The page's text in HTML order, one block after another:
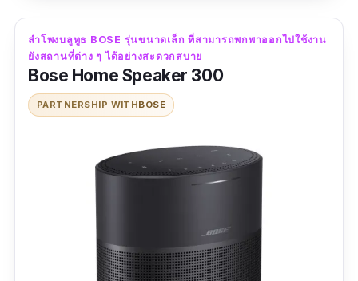
อย่างคมชัดถึง 360 องศารอบทิศทางเลยทีเดียว
ครับ
ข้อมูลเฉพาะ
0.6 กิโลกรัม
มาตรฐานการกันน้ำ :
ต่อเนื่องสูงสุด :
เวอร์ชั่น Bluetooth :-
ลำโพงบลูทูธ BOSE รุ่นขนาดเล็ก ที่สามารถพกพาออกไปใช้งาน
ยังสถานที่ต่าง ๆ ได้อย่างสะดวกสบาย
Bose Home Speaker 300
PARTNERSHIP WITHBOSE